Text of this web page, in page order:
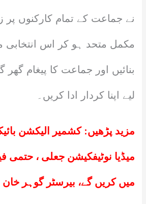
نے جماعت کے تمام کارکنوں پر
مکمل متحد ہو کر اس انتخابی
بنائیں اور جماعت کا پیغام گھر
لیے اپنا کردار ادا کریں۔
مزید پڑھیں:کشمیر الیکشن
میڈیا نوٹیفکیشن جعلی ، حتمی
میں کریں گے، بیرسٹر گوہر خان